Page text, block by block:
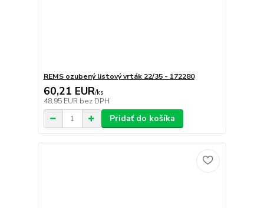
REMS ozubený listový vrták 22/35 - 172280
60,21 EUR/ks
48,95 EUR bez DPH
Pridať do košíka